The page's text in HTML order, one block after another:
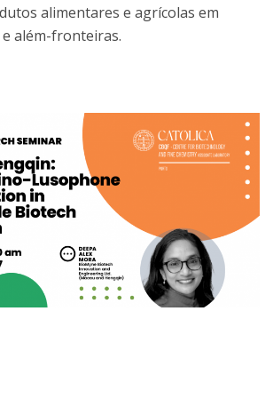
alimentares e agrícolas em
além-fronteiras.